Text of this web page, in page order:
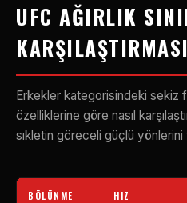
UFC AĞIRLIK
KARŞILAŞTIRMASI
Erkekler kategorisindeki sekiz
özelliklerine göre nasıl
sıkletin göreceli güçlü
BÖLÜNME HIZ